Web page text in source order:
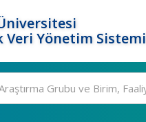
Veri Yönetim Sistemi